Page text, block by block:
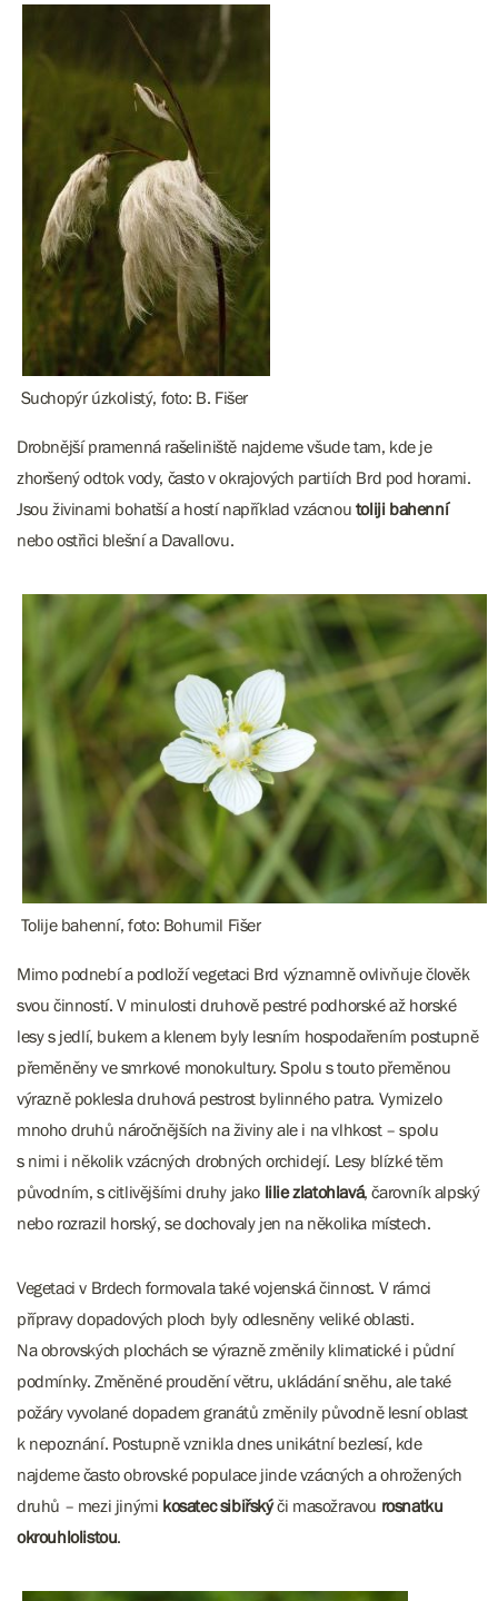
Suchopýr úzkolistý, foto: B. Fišer
Drobnější pramenná rašeliniště najdeme všude tam, kde je
zhoršený odtok vody, často v okrajových partiích Brd pod horami.
Jsou živinami bohatší a hostí například vzácnou toliji bahenní
nebo ostřici blešní a Davallovu.
Tolije bahenní, foto: Bohumil Fišer
Mimo podnebí a podloží vegetaci Brd významně ovlivňuje člověk
svou činností. V minulosti druhově pestré podhorské až horské
lesy s jedlí, bukem a klenem byly lesním hospodařením postupně
přeměněny ve smrkové monokultury. Spolu s touto přeměnou
výrazně poklesla druhová pestrost bylinného patra. Vymizelo
mnoho druhů náročnějších na živiny ale i na vlhkost – spolu
s nimi i několik vzácných drobných orchidejí. Lesy blízké těm
původním, s citlivějšími druhy jako lilie zlatohlavá, čarovník alpský
nebo rozrazil horský, se dochovaly jen na několika místech.
Vegetaci v Brdech formovala také vojenská činnost. V rámci
přípravy dopadových ploch byly odlesněny veliké oblasti.
Na obrovských plochách se výrazně změnily klimatické i půdní
podmínky. Změněné proudění větru, ukládání sněhu, ale také
požáry vyvolané dopadem granátů změnily původně lesní oblast
k nepoznání. Postupně vznikla dnes unikátní bezlesí, kde
najdeme často obrovské populace jinde vzácných a ohrožených
druhů – mezi jinými kosatec sibiřskýči masožravou rosnatku
okrouhlolistou.